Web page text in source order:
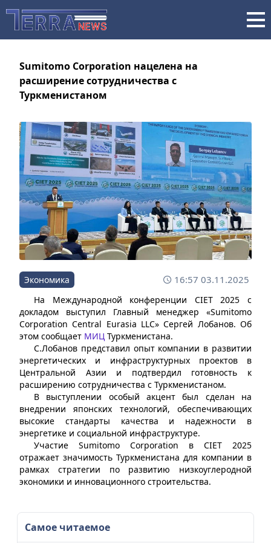
Sumitomo Corporation нацелена на
расширение сотрудничества с
Туркменистаном
Экономика 16:57 03.11.2025
На Международной конференции CIET 2025 с
докладом выступил Главный менеджер «Sumitomo
Corporation Central Eurasia LLC» Сергей Лобанов. Об
этом сообщает МИЦ Туркменистана.
С.Лобанов представил опыт компании в развитии
энергетических и инфраструктурных проектов в
Центральной Азии и подтвердил готовность к
расширению сотрудничества с Туркменистаном.
В выступлении особый акцент был сделан на
внедрении японских технологий, обеспечивающих
высокие стандарты качества и надежности в
энергетике и социальной инфраструктуре.
Участие Sumitomo Corporation в CIET 2025
отражает значимость Туркменистана для компании в
рамках стратегии по развитию низкоуглеродной
экономики и инновационного строительства.
Самое читаемое